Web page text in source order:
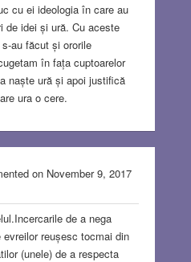
cu ei ideologia în care au
de idei și ură. Cu aceste
au făcut și ororile
în fața cuptoarelor
naște ură și apoi justifică
ura o cere.
on November 9, 2017
de a nega
reușesc tocmai din
(unele) de a respecta